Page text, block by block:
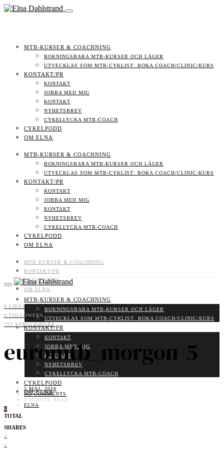
MTB-KURSER & COACHNING
BOKNINGSBARA MTB-KURSER OCH LÄGER
UTVECKLAS SOM MTB-CYKLIST: BOKA COACH/CLINIC/KURS
KONTAKT/PR
KONTAKT
JOBBA MED MIG
KONTAKT
NYHETSBREV
CYKELLYCKA MTB-COACH
CYKELPODD
OM ELNA
MTB-KURSER & COACHNING
BOKNINGSBARA MTB-KURSER OCH LÄGER
UTVECKLAS SOM MTB-CYKLIST: BOKA COACH/CLINIC/KURS
KONTAKT/PR
KONTAKT
JOBBA MED MIG
KONTAKT
NYHETSBREV
CYKELLYCKA MTB-COACH
CYKELPODD
OM ELNA
MTB-KURSER & COACHNING
KONTAKT/PR
CYKELPODD
OM ELNA
0 LIKES
0 FOLLOWERS
711
SUBSCRIBERS
MTB-KURSER & COACHNING
BOKNINGSBARA MTB-KURSER OCH LÄGER
UTVECKLAS SOM MTB-CYKLIST: BOKA COACH/CLINIC/KURS
KONTAKT/PR
KONTAKT
JOBBA MED MIG
KONTAKT
NYHETSBREV
CYKELLYCKA MTB-COACH
CYKELPODD
OM ELNA
0
euromtb_morgon-5
5 MAJ, 2016
NO COMMENTS
0 MINUTE READ
ELNA
TOTAL
0
SHARES
0
0